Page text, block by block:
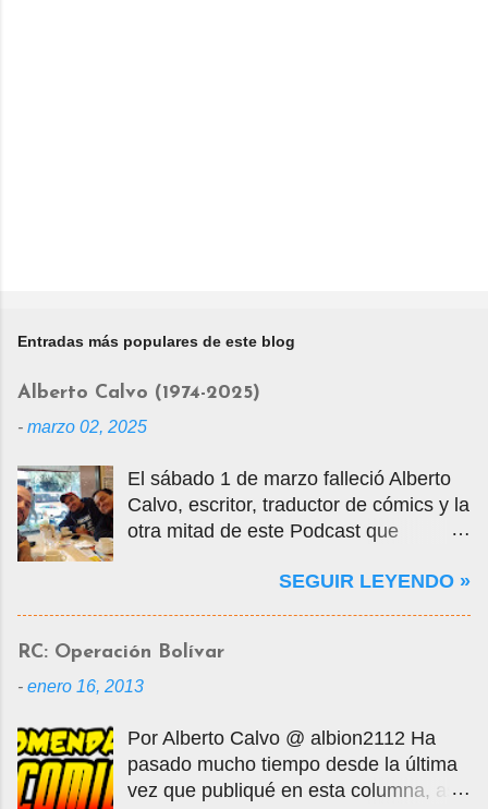
Entradas más populares de este blog
Alberto Calvo (1974-2025)
- marzo 02, 2025
El sábado 1 de marzo falleció Alberto
Calvo, escritor, traductor de cómics y la
otra mitad de este Podcast que
14 años. La foto que ven es una selfie
mis vacaciones, justo antes de que
empezara la pandemia por el Covid-
gentileza de mostrarme muchos
lugares de la ciudad y ayudarme a
conseguir entradas para visitar la Mole,
SEGUIR LEYENDO »
RC: Operación Bolívar
- enero 16, 2013
Por Alberto Calvo @ albion2112 Ha
pasado mucho tiempo desde la última
vez que publiqué en esta columna, así